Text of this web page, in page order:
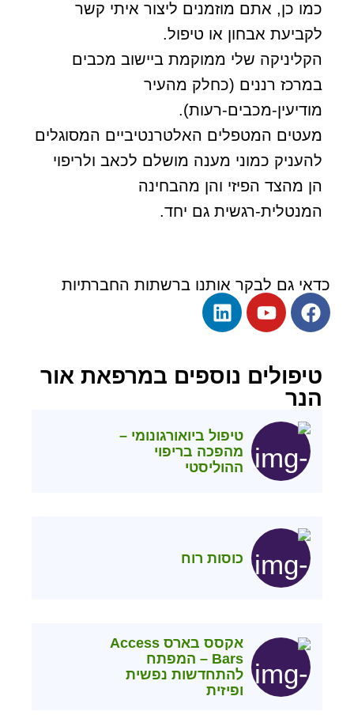
כמו כן, אתם מוזמנים ליצור איתי קשר
לקביעת אבחון או טיפול.
הקליניקה שלי ממוקמת ביישוב מכבים
במרכז רננים (כחלק מהעיר
מודיעין-מכבים-רעות).
מעטים המטפלים האלטרנטיביים המסוגלים
להעניק כמוני מענה מושלם לכאב ולריפוי
הן מהצד הפיזי והן מהבחינה
המנטלית-רגשית גם יחד.
כדאי גם לבקר אותנו ברשתות החברתיות
טיפולים נוספים במרפאת אור
הנר
טיפול ביואורגונומי –
מהפכה בריפוי
ההוליסטי
כוסות רוח
אקסס בארס Access
Bars – המפתח
להתחדשות נפשית
ופיזית